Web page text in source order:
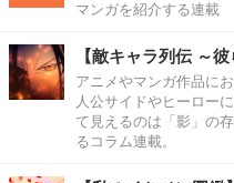
マンガを紹介する連載
【敵キャラ列伝 ～
アニメやマンガ作品に
人公サイドやヒーロー
て見えるのは「影」の
るコラム連載。